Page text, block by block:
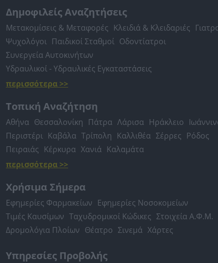
Δημοφιλείς Αναζητήσεις
Μετακομίσεις & Μεταφορές Κλειδιά & Κλειδαριές
Ψυχολόγοι Παιδικοί Σταθμοί Οδοντίατροι
Συνεργεία Αυτοκινήτων
Υδραυλικοί - Υδραυλικές Εγκαταστάσεις
περισσότερα >>
Τοπική Αναζήτηση
Αθήνα Θεσσαλονίκη Πάτρα Λάρισα Ηράκλειο
Περιστέρι Καβάλα Τρίπολη Καλλιθέα Σέρρες Ρόδος
Πειραιάς Κέρκυρα Χανιά Καλαμάτα
περισσότερα >>
Χρήσιμα Σήμερα
Εφημερίες Φαρμακείων Εφημερίες Νοσοκομείων
Τιμές Καυσίμων Ταχυδρομικοί Κώδικες Στοιχεία Α.Φ.Μ.
Δρομολόγια Πλοίων Θέατρο Σινεμά Χάρτες
Υπηρεσίες Προβολής